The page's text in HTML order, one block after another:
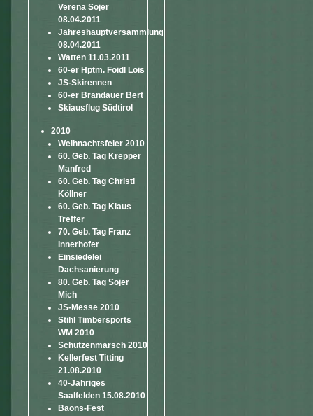
Verena Sojer
08.04.2011
Jahreshauptversammlung
08.04.2011
Watten 11.03.2011
60-er Hptm. Foidl Lois
JS-Skirennen
60-er Brandauer Bert
Skiausflug Südtirol
2010
Weihnachtsfeier 2010
60. Geb. Tag Krepper
Manfred
60. Geb. Tag Christl
Köllner
60. Geb. Tag Klaus
Treffer
70. Geb. Tag Franz
Innerhofer
Einsiedelei
Dachsanierung
80. Geb. Tag Sojer
Mich
JS-Messe 2010
Stihl Timbersports
WM 2010
Schützenmarsch 2010
Kellerfest Titting
21.08.2010
40-Jähriges
Saalfelden 15.08.2010
Baons-Fest